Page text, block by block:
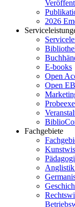
2026
E-books
Open
Open
Fachgebiete